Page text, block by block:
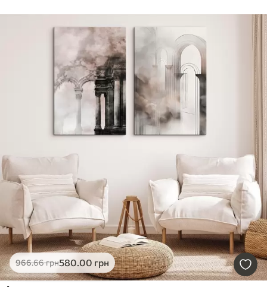
966.66грн580.00 грн